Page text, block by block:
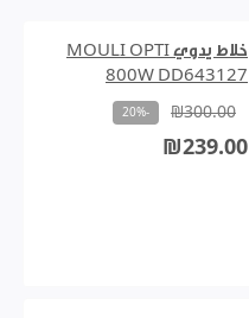
خلاط يدوي MOULI OPTI
800W DD643127
₪300.00
-20%
₪239.00